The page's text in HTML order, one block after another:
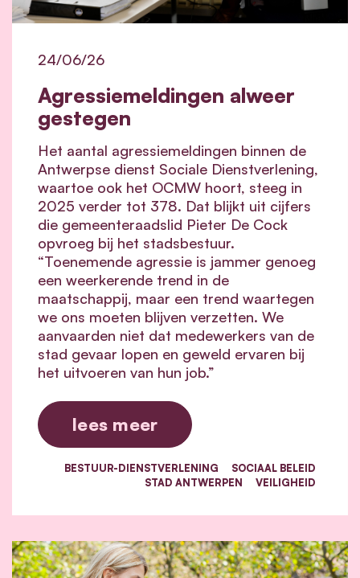
Agressiemeldingen alweer
gestegen
24/06/26
Het aantal agressiemeldingen binnen de
Antwerpse dienst Sociale Dienstverlening,
waartoe ook het OCMW hoort, steeg in
2025 verder tot 378. Dat blijkt uit cijfers
die gemeenteraadslid Pieter De Cock
opvroeg bij het stadsbestuur.
“Toenemende agressie is jammer genoeg
een weerkerende trend in de
maatschappij, maar een trend waartegen
we ons moeten blijven verzetten. We
aanvaarden niet dat medewerkers van de
stad gevaar lopen en geweld ervaren bij
het uitvoeren van hun job.”
lees meer
BESTUUR-DIENSTVERLENING
SOCIAAL BELEID
STAD ANTWERPEN
VEILIGHEID